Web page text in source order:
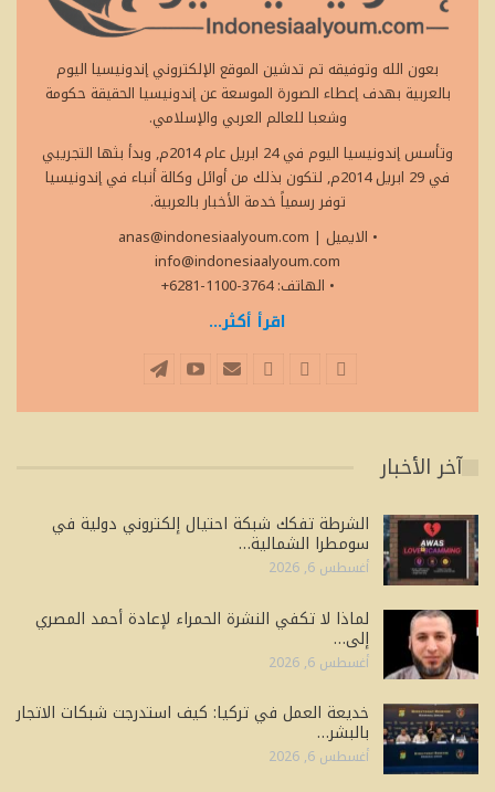
بعون الله وتوفيقه تم تدشين الموقع الإلكتروني إندونيسيا اليوم
بالعربية بهدف إعطاء الصورة الموسعة عن إندونيسيا الحقيقة حكومة
وشعبا للعالم العربي والإسلامي.
وتأسس إندونيسيا اليوم في 24 ابريل عام 2014م, وبدأ بثها التجريبي
في 29 ابريل 2014م, لتكون بذلك من أوائل وكالة أنباء في إندونيسيا
توفر رسمياً خدمة الأخبار بالعربية.
• الايميل
anas@indonesiaalyoum.com |
info@indonesiaalyoum.com
• الهاتف: 3764-1100-6281+
اقرأ أكثر...
آخر الأخبار
الشرطة تفكك شبكة احتيال إلكتروني دولية في
سومطرا الشمالية…
أغسطس 6, 2026
لماذا لا تكفي النشرة الحمراء لإعادة أحمد المصري
إلى…
أغسطس 6, 2026
خديعة العمل في تركيا: كيف استدرجت شبكات الاتجار
بالبشر…
أغسطس 6, 2026